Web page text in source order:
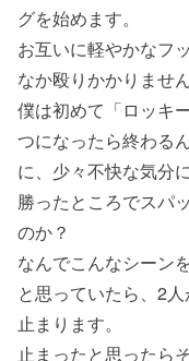
グを始めます。
お互いに軽やかなフ
なか殴りかかりません
僕は初めて「ロッキ
つになったら終わる
に、少々不快な気分
勝ったところでスパ
のか？
なんでこんなシーン
と思っていたら、2
止まります。
止まったと思ったら